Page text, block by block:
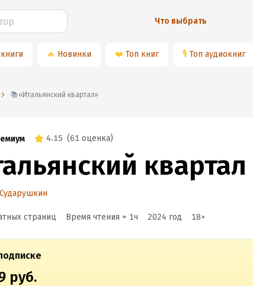
Что выбрать
🔥 Новинки ❤️ Топ книг 🎙 Топ аудиокниг
📚«Итальянский квартал»
4.15 (61 оценка)
квартал
страниц Время чтения ≈ 1ч 2024 год 18+
руб.